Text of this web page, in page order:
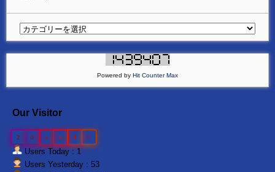
Powered by Hit Counter Max
Our Visitor
2 0 5 8 4 0
Users Today : 1
Users Yesterday : 53